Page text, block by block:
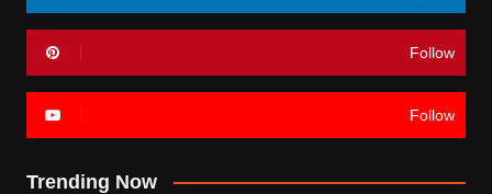
Follow
Follow
Trending Now